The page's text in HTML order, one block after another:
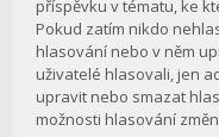
příspěvku v tématu, ke
Pokud zatím nikdo
hlasování nebo v něm
uživatelé hlasovali, jen
upravit nebo smazat
možnosti hlasování